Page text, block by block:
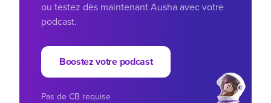
ou testez dès maintenant Ausha avec votre
podcast.
Boostez votre podcast
Pas de CB requise